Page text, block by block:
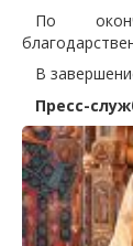
По
В
Пресс-